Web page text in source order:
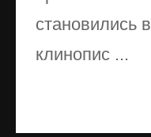
становились
клинопис ...